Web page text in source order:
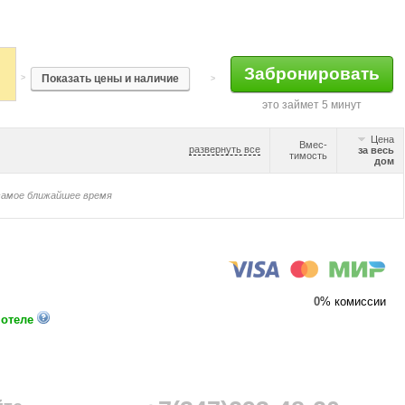
> >
это займет 5 минут
развернуть все
Вмес-
тимость
Цена
за весь
дом
ближайшее время
0% комиссии